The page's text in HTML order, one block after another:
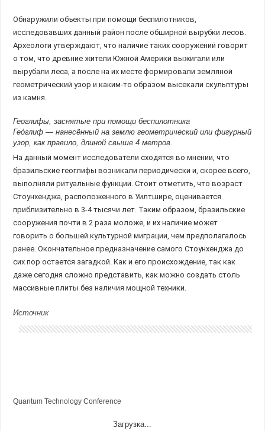
Обнаружили объекты при помощи беспилотников,
исследовавших данный район после обширной вырубки лесов.
Археологи утверждают, что наличие таких сооружений говорит
о том, что древние жители Южной Америки выжигали или
вырубали леса, а после на их месте формировали земляной
геометрический узор и каким-то образом высекали скульптуры
из камня.
Геоглифы, заснятые при помощи беспилотника
Гео́глиф — нанесённый на землю геометрический или фигурный
узор, как правило, длиной свыше 4 метров.
На данный момент исследователи сходятся во мнении, что
бразильские геоглифы возникали периодически и, скорее всего,
выполняли ритуальные функции. Стоит отметить, что возраст
Стоунхенджа, расположенного в Уилтшире, оценивается
приблизительно в 3-4 тысячи лет. Таким образом, бразильские
сооружения почти в 2 раза моложе, и их наличие может
говорить о большей культурной миграции, чем предполагалось
ранее. Окончательное предназначение самого Стоунхенджа до
сих пор остается загадкой. Как и его происхождение, так как
даже сегодня сложно представить, как можно создать столь
массивные плиты без наличия мощной техники.
Источник
Quantum Technology Conference
Загрузка...